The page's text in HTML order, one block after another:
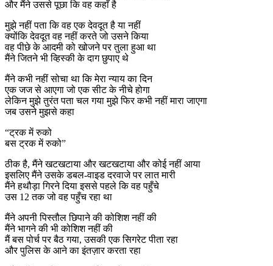
और मैंने उससे पूछा कि वह कहाँ है
मुझे नहीं पता कि वह एक देवदूत है या नहीं
क्योंकि देवदूत वह नहीं करते जो उसने किया
वह पीछे के आदमी को खोजने पर तुला हुआ था
मैंने जितने भी व्हिस्की के दाग छुपाए थे
मैंने कभी नहीं सोचा था कि मेरा न्याय का दिन
एक जज से आएगा जो एक सीट के नीचे होगा
लेकिन मुझे तुरंत पता चल गया मुझे फिर कभी नहीं मारा जाएगा
जब उसने मुझसे कहा
“ट्रक में रुको
बस ट्रक में रुको”
ठीक है, मैंने खटखटाया और खटखटाया और कोई नहीं आया
इसलिए मैंने उसके डबल-वाइड दरवाजे पर लात मारी
मैंने हथौड़ा गिरने दिया इससे पहले कि वह पहुँचे
उस 12 तक जो वह पहुँच रहा था
मैंने अपनी पिस्तौल छिपाने की कोशिश नहीं की
मैंने भागने की भी कोशिश नहीं की
मैं बस पोर्च पर बैठ गया, उसकी एक सिगरेट पीता रहा
और पुलिस के आने का इंतज़ार करता रहा